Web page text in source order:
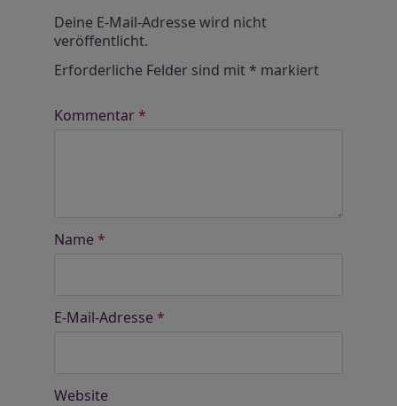
Deine E-Mail-Adresse wird nicht
veröffentlicht.
Erforderliche Felder sind mit* markiert
Kommentar*
Name *
E-Mail-Adresse *
Website